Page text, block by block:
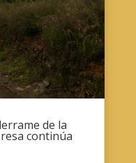
de la
continúa